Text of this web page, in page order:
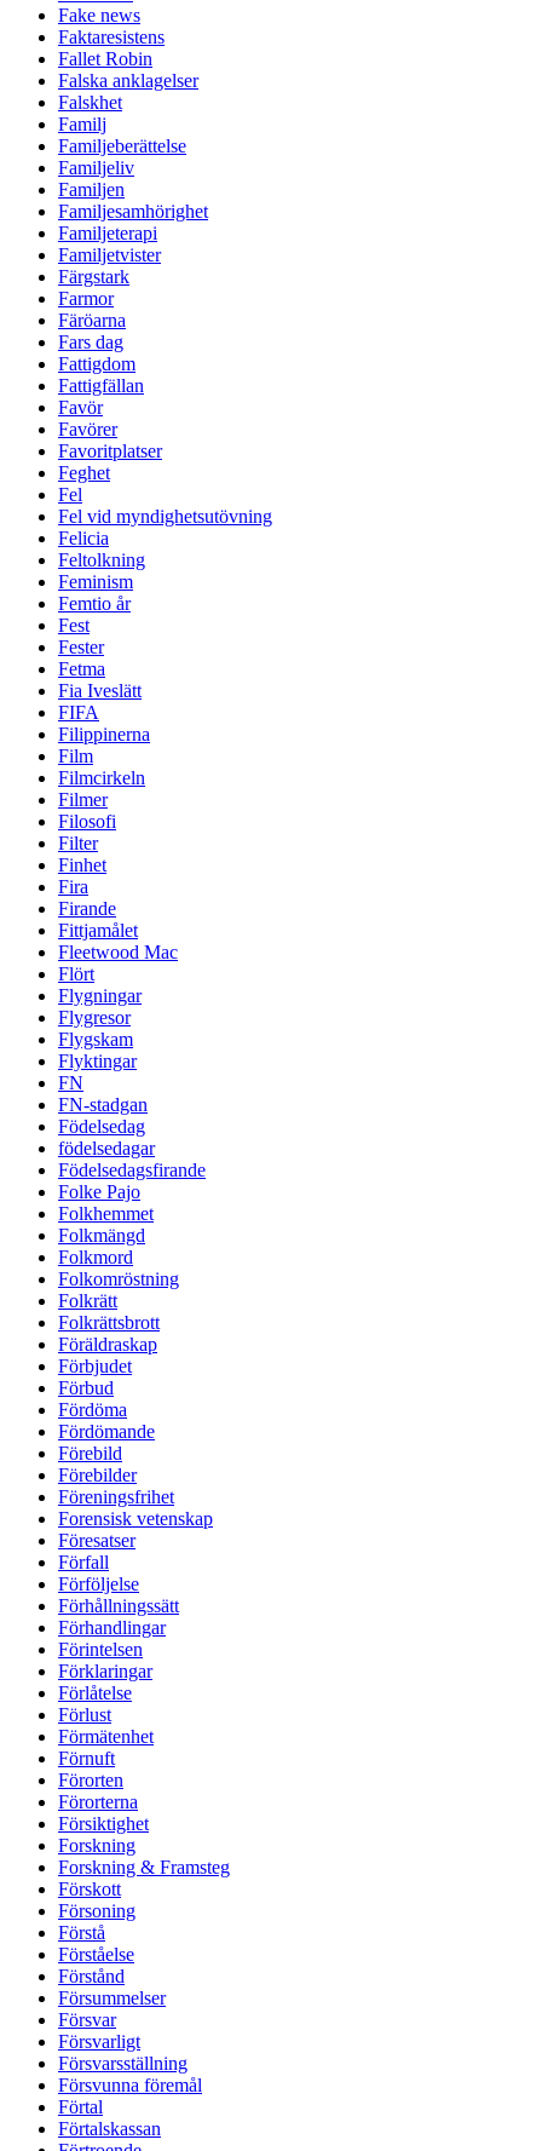
Fake news
Faktaresistens
Fallet Robin
Falska anklagelser
Falskhet
Familj
Familjeberättelse
Familjeliv
Familjen
Familjesamhörighet
Familjeterapi
Familjetvister
Färgstark
Farmor
Färöarna
Fars dag
Fattigdom
Fattigfällan
Favör
Favörer
Favoritplatser
Feghet
Fel
Fel vid myndighetsutövning
Felicia
Feltolkning
Feminism
Femtio år
Fest
Fester
Fetma
Fia Iveslätt
FIFA
Filippinerna
Film
Filmcirkeln
Filmer
Filosofi
Filter
Finhet
Fira
Firande
Fittjamålet
Fleetwood Mac
Flört
Flygningar
Flygresor
Flygskam
Flyktingar
FN
FN-stadgan
Födelsedag
födelsedagar
Födelsedagsfirande
Folke Pajo
Folkhemmet
Folkmängd
Folkmord
Folkomröstning
Folkrätt
Folkrättsbrott
Föräldraskap
Förbjudet
Förbud
Fördöma
Fördömande
Förebild
Förebilder
Föreningsfrihet
Forensisk vetenskap
Föresatser
Förfall
Förföljelse
Förhållningssätt
Förhandlingar
Förintelsen
Förklaringar
Förlåtelse
Förlust
Förmätenhet
Förnuft
Förorten
Förorterna
Försiktighet
Forskning
Forskning & Framsteg
Förskott
Försoning
Förstå
Förståelse
Förstånd
Försummelser
Försvar
Försvarligt
Försvarsställning
Försvunna föremål
Förtal
Förtalskassan